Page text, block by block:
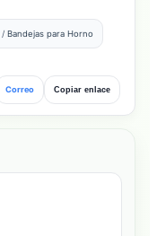
/ Bandejas para Horno
Correo Copiar enlace